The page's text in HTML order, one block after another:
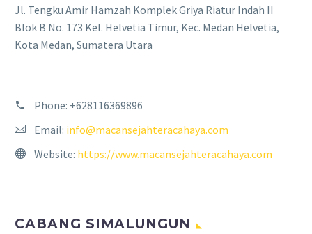
Jl. Tengku Amir Hamzah Komplek Griya Riatur Indah II
Blok B No. 173 Kel. Helvetia Timur, Kec. Medan Helvetia,
Kota Medan, Sumatera Utara
Phone: +628116369896
Email: info@macansejahteracahaya.com
Website: https://www.macansejahteracahaya.com
CABANG SIMALUNGUN